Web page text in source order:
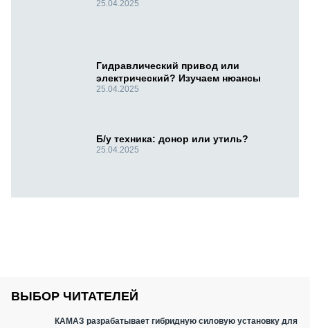
25.04.2025
Гидравлический привод или
электрический? Изучаем нюансы
25.04.2025
Б/у техника: донор или утиль?
25.04.2025
ВЫБОР ЧИТАТЕЛЕЙ
КАМАЗ разрабатывает гибридную силовую установку для